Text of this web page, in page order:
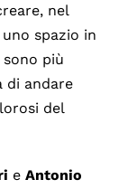
nel
spazio in
più
di andare
del
e Antonio